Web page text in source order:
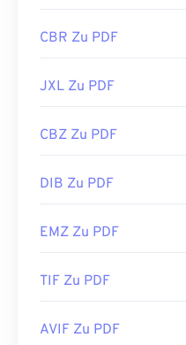
CBR Zu PDF
JXL Zu PDF
CBZ Zu PDF
DIB Zu PDF
EMZ Zu PDF
TIF Zu PDF
AVIF Zu PDF